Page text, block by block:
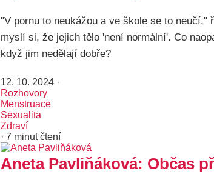
"V pornu to neukážou a ve škole se to
myslí si, že jejich tělo 'není normální'. Co
když jim nedělají dobře?
12. 10. 2024 ·
Rozhovory
Menstruace
Sexualita
Zdraví
· 7 minut čtení
Aneta Pavliňáková: Občas